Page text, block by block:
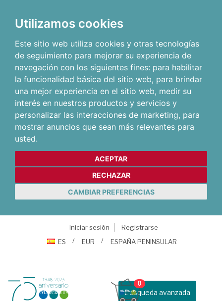
Utilizamos cookies
Este sitio web utiliza cookies y otras tecnologías
de seguimiento para mejorar su experiencia de
navegación con los siguientes fines: para habilitar
la funcionalidad básica del sitio web, para brindar
una mejor experiencia en el sitio web, medir su
interés en nuestros productos y servicios y
personalizar las interacciones de marketing, para
mostrar anuncios que sean más relevantes para
usted.
ACEPTAR
RECHAZAR
CAMBIAR PREFERENCIAS
Iniciar sesión
Registrarse
ES
EUR ESPAÑA PENINSULAR
Busqueda avanzada
0